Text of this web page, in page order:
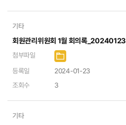
기타
회원관리위원회 1월 회의록_20240123
첨부파일
등록일
2024-01-23
조회수
3
기타